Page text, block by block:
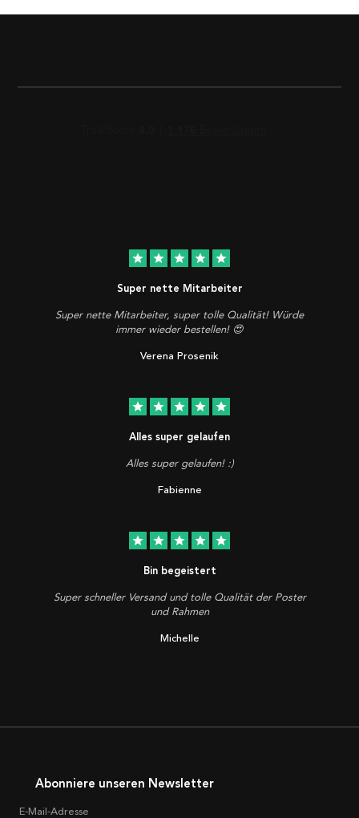
star star star star star
Super nette Mitarbeiter
Super nette Mitarbeiter, super tolle Qualität! Würde
immer wieder bestellen! 😍
Verena Prosenik
star star star star star
Alles super gelaufen
Alles super gelaufen! :)
Fabienne
star star star star star
Bin begeistert
Super schneller Versand und tolle Qualität der Poster
und Rahmen
Michelle
Abonniere unseren Newsletter
E-Mail-Adresse